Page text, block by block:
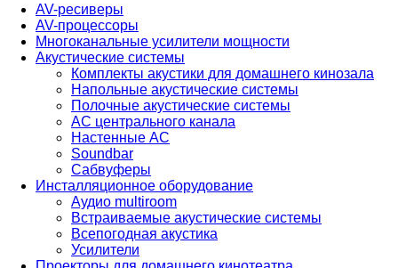
AV-ресиверы
AV-процессоры
Многоканальные усилители мощности
Акустические системы
Комплекты акустики для домашнего кинозала
Напольные акустические системы
Полочные акустические системы
АС центрального канала
Настенные АС
Soundbar
Сабвуферы
Инсталляционное оборудование
Аудио multiroom
Встраиваемые акустические системы
Всепогодная акустика
Усилители